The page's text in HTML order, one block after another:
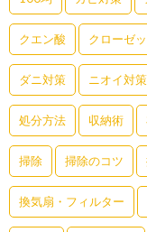
クエン酸 クローゼ
ダニ対策 ニオイ対策
処分方法 収納術
掃除 掃除のコツ
換気扇・フィルター